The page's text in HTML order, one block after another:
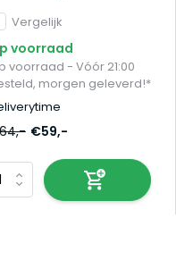
Vergelijk
voorraad
voorraad - Vóór 21:00
morgen geleverd!*
€59,-